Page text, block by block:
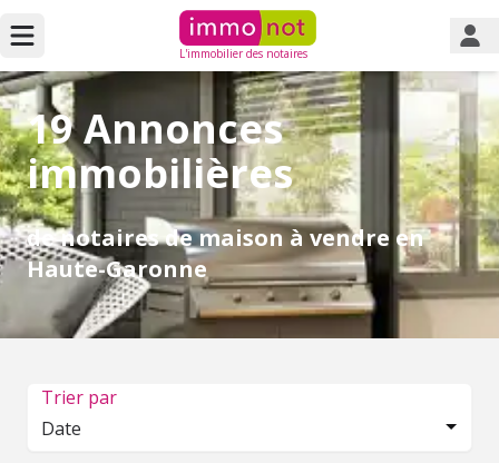
L'immobilier des notaires
19 Annonces
immobilières
de notaires de maison à vendre en
Haute-Garonne
Trier par
Date